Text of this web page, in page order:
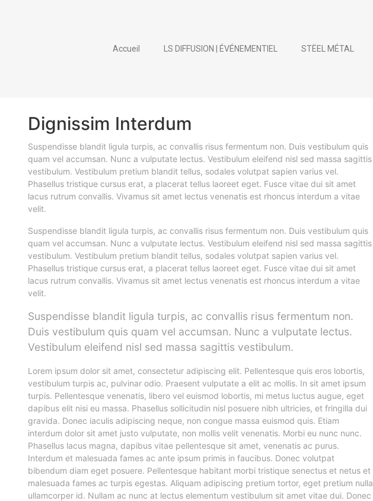
Accueil LS DIFFUSION | ÉVÉNEMENTIEL STËEL MÉTAL
Dignissim Interdum
Suspendisse blandit ligula turpis, ac convallis risus fermentum non. Duis vestibulum quis
quam vel accumsan. Nunc a vulputate lectus. Vestibulum eleifend nisl sed massa sagittis
vestibulum. Vestibulum pretium blandit tellus, sodales volutpat sapien varius vel.
Phasellus tristique cursus erat, a placerat tellus laoreet eget. Fusce vitae dui sit amet
lacus rutrum convallis. Vivamus sit amet lectus venenatis est rhoncus interdum a vitae
velit.
Suspendisse blandit ligula turpis, ac convallis risus fermentum non. Duis vestibulum quis
quam vel accumsan. Nunc a vulputate lectus. Vestibulum eleifend nisl sed massa sagittis
vestibulum. Vestibulum pretium blandit tellus, sodales volutpat sapien varius vel.
Phasellus tristique cursus erat, a placerat tellus laoreet eget. Fusce vitae dui sit amet
lacus rutrum convallis. Vivamus sit amet lectus venenatis est rhoncus interdum a vitae
velit.
Suspendisse blandit ligula turpis, ac convallis risus fermentum non.
Duis vestibulum quis quam vel accumsan. Nunc a vulputate lectus.
Vestibulum eleifend nisl sed massa sagittis vestibulum.
Lorem ipsum dolor sit amet, consectetur adipiscing elit. Pellentesque quis eros lobortis,
vestibulum turpis ac, pulvinar odio. Praesent vulputate a elit ac mollis. In sit amet ipsum
turpis. Pellentesque venenatis, libero vel euismod lobortis, mi metus luctus augue, eget
dapibus elit nisi eu massa. Phasellus sollicitudin nisl posuere nibh ultricies, et fringilla dui
gravida. Donec iaculis adipiscing neque, non congue massa euismod quis. Etiam
interdum dolor sit amet justo vulputate, non mollis velit venenatis. Morbi eu nunc nunc.
Phasellus lacus magna, dapibus vitae pellentesque sit amet, venenatis ac purus.
Interdum et malesuada fames ac ante ipsum primis in faucibus. Donec volutpat
bibendum diam eget posuere. Pellentesque habitant morbi tristique senectus et netus et
malesuada fames ac turpis egestas. Aliquam adipiscing pretium tortor, eget pretium nulla
ullamcorper id. Nullam ac nunc at lectus elementum vestibulum sit amet vitae dui. Donec